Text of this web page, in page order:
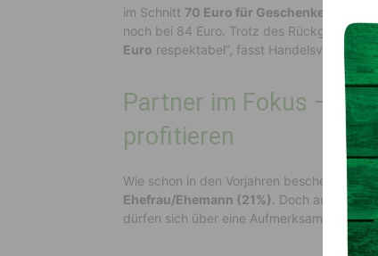
im Schnitt 70 Euro für Geschenke
noch bei 84 Euro. Trotz des Rückgangs
Euro respektabel”, fasst Handelsverband-
Partner im Fokus –
profitieren
Wie schon in den Vorjahren beschenken
Ehefrau/Ehemann (21%)
. Doch auch
dürfen sich über eine Aufmerksamkeit